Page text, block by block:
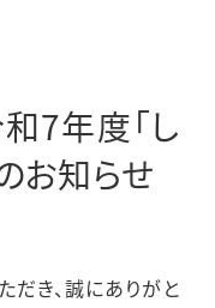
こちら
わせ
和7年度「し
お知らせ
だき、誠にありがと